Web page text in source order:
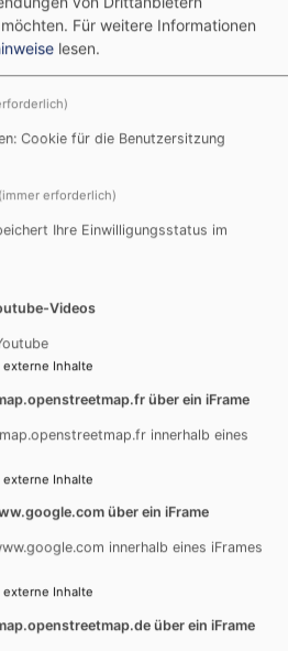
Abendmahl
Für weitere Informationen
lesen.
Cookie für die Benutzersitzung
(immer erforderlich)
Ihre Einwilligungsstatus im
Videos
Inhalte
über ein iFrame
innerhalb eines
Inhalte
über ein iFrame
innerhalb eines iFrames
Inhalte
über ein iFrame